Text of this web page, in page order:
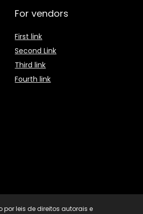
For vendors
First link
Second Link
Third link
Fourth link
leis de direitos autorais e